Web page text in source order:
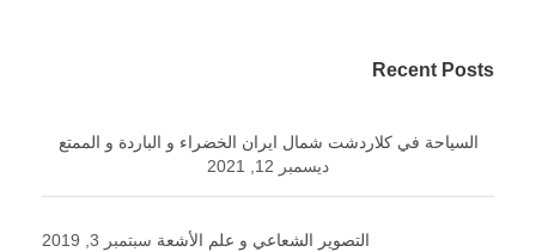
Recent Posts
السياحة في كلاردشت شمال ايران الخضراء و الباردة و الممتع
ديسمبر 12, 2021
التصوير الشعاعي و علم الأشعة سبتمبر 3, 2019